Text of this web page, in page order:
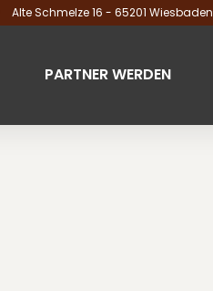
Alte Schmelze 16 - 65201 Wiesbaden
PARTNER WERDEN